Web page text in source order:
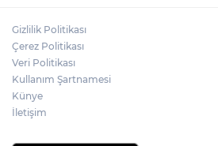
Gizlilik Politikası
Çerez Politikası
Veri Politikası
Kullanım Şartnamesi
Künye
İletişim